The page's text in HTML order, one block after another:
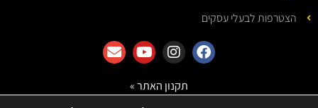
הצטרפות לבעלי עסקים
תקנון האתר »
מדיניות הפרטיות »